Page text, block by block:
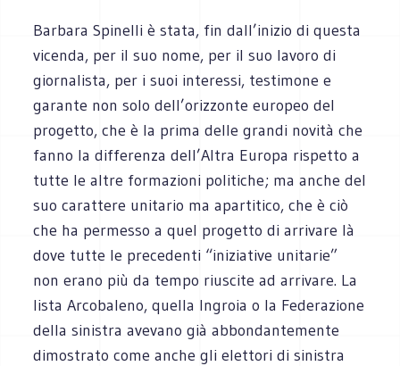
Barbara Spinelli è stata, fin dall’inizio di questa
vicenda, per il suo nome, per il suo lavoro di
giornalista, per i suoi interessi, testimone e
garante non solo dell’orizzonte europeo del
progetto, che è la prima delle grandi novità che
fanno la differenza dell’Altra Europa rispetto a
tutte le altre formazioni politiche; ma anche del
suo carattere unitario ma apartitico, che è ciò
che ha permesso a quel progetto di arrivare là
dove tutte le precedenti “iniziative unitarie”
non erano più da tempo riuscite ad arrivare. La
lista Arcobaleno, quella Ingroia o la Federazione
della sinistra avevano già abbondantemente
dimostrato come anche gli elettori di sinistra